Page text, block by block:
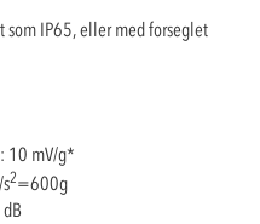
som IP65, eller med forseglet
10 mV/g*
2=600g